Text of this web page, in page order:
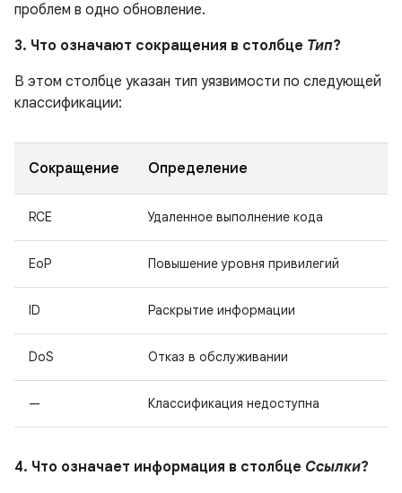
проблем в одно обновление.
3. Что означают сокращения в столбце Тип?
В этом столбце указан тип уязвимости по следующей
классификации:
Сокращение Определение
RCE Удаленное выполнение кода
EoP Повышение уровня привилегий
ID Раскрытие информации
DoS Отказ в обслуживании
— Классификация недоступна
4. Что означает информация в столбце Ссылки?